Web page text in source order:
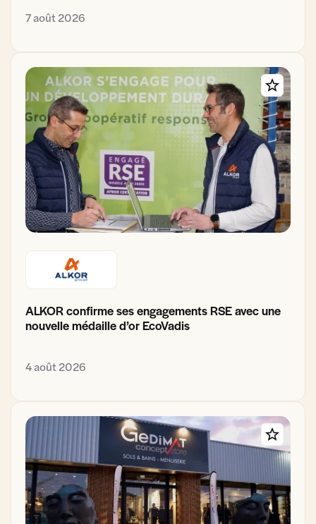
7 août 2026
ALKOR confirme ses engagements RSE avec une
nouvelle médaille d’or EcoVadis
4 août 2026